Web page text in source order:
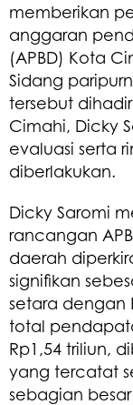
memberikan
anggaran
(APBD) Kota
Sidang
tersebut
Cimahi, Dicky
evaluasi serta
diberlakukan.
Dicky Saromi
rancangan
daerah
signifikan
setara dengan
total
Rp1,54 triliun,
yang tercatat
sebagian